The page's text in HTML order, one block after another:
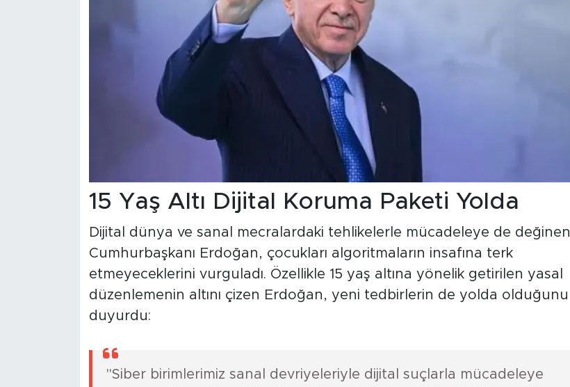
15 Yaş Altı Dijital Koruma Paketi Yolda
Dijital dünya ve sanal mecralardaki tehlikelerle mücadeleye de değinen
Cumhurbaşkanı Erdoğan, çocukları algoritmaların insafına terk
etmeyeceklerini vurguladı. Özellikle 15 yaş altına yönelik getirilen yasal
düzenlemenin altını çizen Erdoğan, yeni tedbirlerin de yolda olduğunu
duyurdu:
"Siber birimlerimiz sanal devriyeleriyle dijital suçlarla mücadeleye